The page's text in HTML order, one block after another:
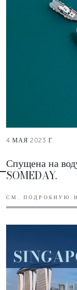
4 МАЯ 2023 Г.
Спущена на
SOMEDAY.
СМ. ПОДРОБНУЮ